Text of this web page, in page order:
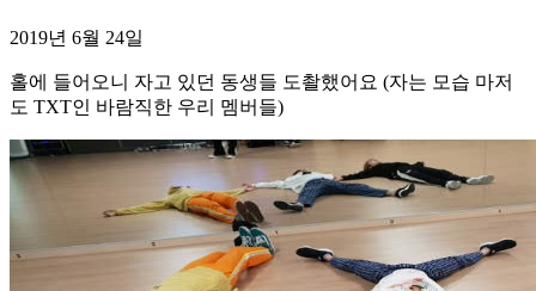
2019년 6월 24일
홀에 들어오니 자고 있던 동생들 도촬했어요 (자는 모습 마저
도 TXT인 바람직한 우리 멤버들)